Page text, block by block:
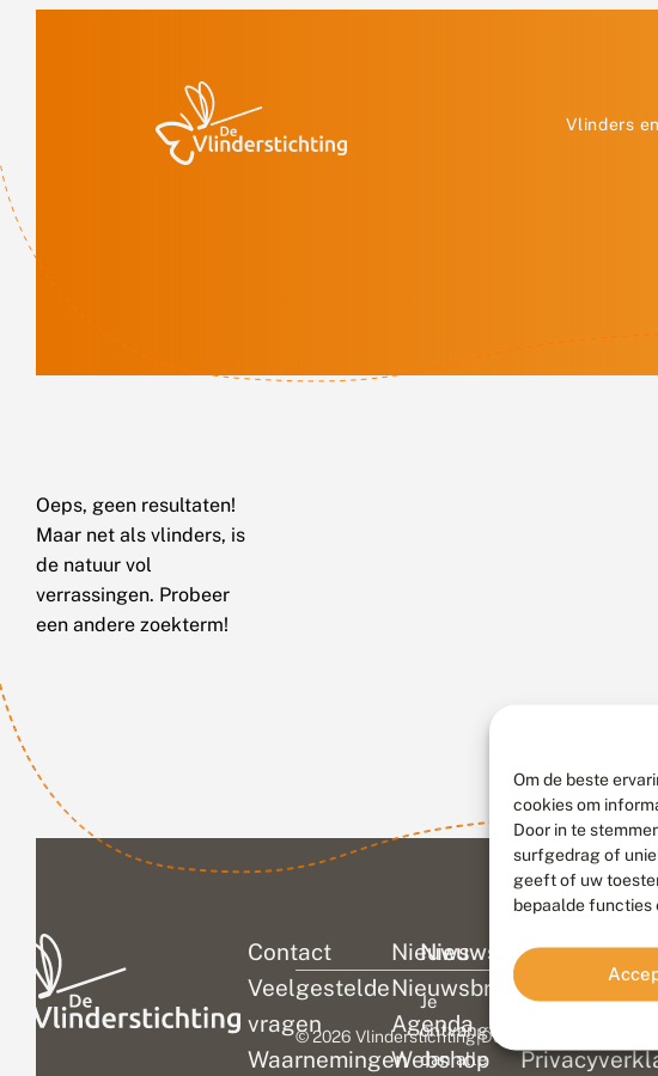
Om de beste
cookies om
Door in te
surfgedrag of
geeft of uw
bepaalde functies
Vlinders
Oeps, geen resultaten!
Maar net als vlinders, is
de natuur vol
verrassingen. Probeer
een andere zoekterm!
Contact
Veelgestelde
vragen
Waarnemingen
Nieuws
Nieuwsbrief
Agenda
Webshop
Colofon
Disclaimer
Nieuwsbrief
Je
ontvangt
dan alle
© 2026 Vlinderstichting|Duurzaam ontwikkeld